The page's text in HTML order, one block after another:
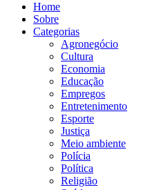
Home
Sobre
Categorias
Agronegócio
Cultura
Economia
Educação
Empregos
Entretenimento
Esporte
Justiça
Meio ambiente
Polícia
Política
Religião